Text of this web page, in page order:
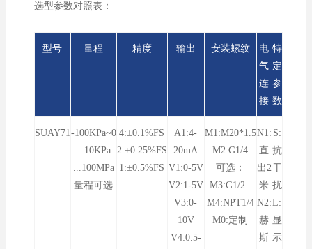
选型参数对照表：
型号 量程 精度 输出 安装螺纹
电
气
连
接
特
定
参
数
SUAY71-100KPa~0
...10KPa
...100MPa
量程可选
4:±0.1%FS
2:±0.25%FS
1:±0.5%FS
A1:4-
20mA
V1:0-5V
V2:1-5V
V3:0-
10V
V4:0.5-
M1:M20*1.5
M2:G1/4
可选：
M3:G1/2
M4:NPT1/4
M0:定制
N1:
直
出2
米
N2:
赫
斯
S:
抗
干
扰
L:
显
示